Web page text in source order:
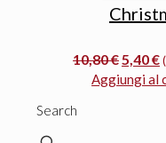
10,80€ Il
prezzo
5,40€
Aggiungi al
Search